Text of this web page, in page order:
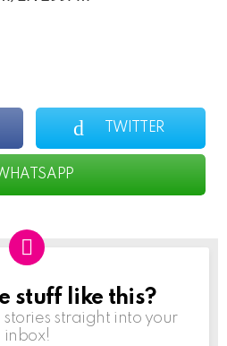
TWITTER
stuff like this?
straight into your
inbox!